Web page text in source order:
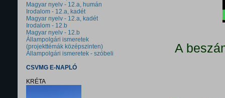
Magyar nyelv - 12.a, humán
Irodalom - 12.a, kadét
Magyar nyelv - 12.a, kadét
Irodalom - 12.b
Magyar nyelv - 12.b
Állampolgári ismeretek
(projekttémák középszinten)
Állampolgári ismeretek - szóbeli
CSVMG E-NAPLÓ
KRÉTA
A